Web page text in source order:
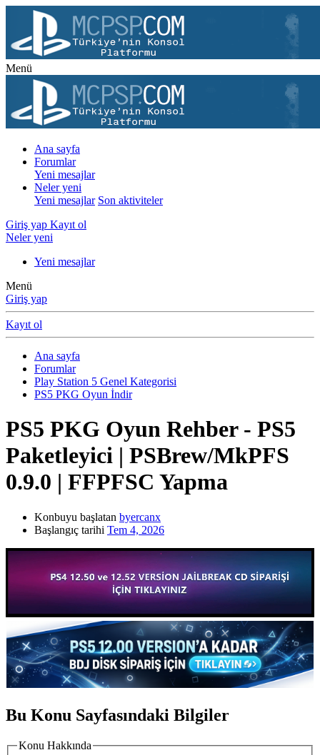
Menü
Ana sayfa
Forumlar
Yeni mesajlar
Neler yeni
Yeni mesajlar Son aktiviteler
Giriş yap Kayıt ol
Neler yeni
Yeni mesajlar
Menü
Giriş yap
Kayıt ol
Ana sayfa
Forumlar
Play Station 5 Genel Kategorisi
PS5 PKG Oyun İndir
PS5 PKG Oyun Rehber - PS5
Paketleyici | PSBrew/MkPFS
0.9.0 | FFPFSC Yapma
Konbuyu başlatan byercanx
Başlangıç tarihi Tem 4, 2026
Bu Konu Sayfasındaki Bilgiler
Konu Hakkında